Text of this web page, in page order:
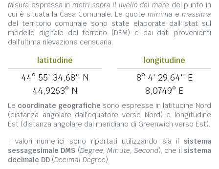
Misura espressa in metri sopra il livello del mare del punto in
cui è situata la Casa Comunale. Le quote minima e massima
del territorio comunale sono state elaborate dall'Istat sul
modello digitale del terreno (DEM) e dai dati provenienti
dall'ultima rilevazione censuaria.
latitudine
44° 55' 34,68'' N
44,9263° N
longitudine
8° 4' 29,64'' E
8,0749° E
Le coordinate geografiche sono espresse in latitudine Nord
(distanza angolare dall'equatore verso Nord) e longitudine
Est (distanza angolare dal meridiano di Greenwich verso Est).
I valori numerici sono riportati utilizzando sia il sistema
sessagesimale DMS (Degree, Minute, Second), che il sistema
decimale DD (Decimal Degree).